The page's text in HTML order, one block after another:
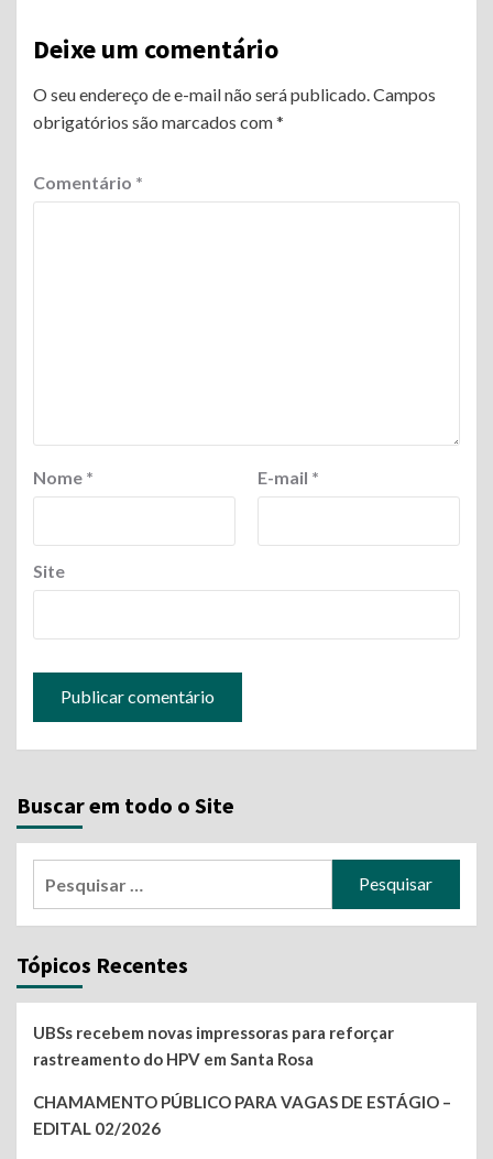
Deixe um comentário
O seu endereço de e-mail não será publicado. Campos
obrigatórios são marcados com*
Comentário *
Nome * E-mail *
Site
Buscar em todo o Site
Tópicos Recentes
UBSs recebem novas impressoras para reforçar
rastreamento do HPV em Santa Rosa
CHAMAMENTO PÚBLICO PARA VAGAS DE ESTÁGIO –
EDITAL 02/2026